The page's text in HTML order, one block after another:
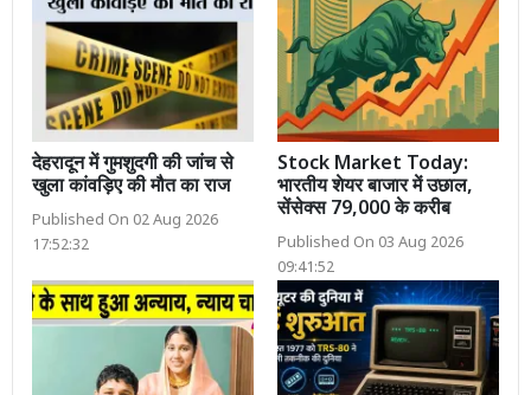
देहरादून में गुमशुदगी की जांच से
खुला कांवड़िए की मौत का राज
Published On 02 Aug 2026
17:52:32
Stock Market Today:
भारतीय शेयर बाजार में उछाल,
सेंसेक्स 79,000 के करीब
Published On 03 Aug 2026
09:41:52